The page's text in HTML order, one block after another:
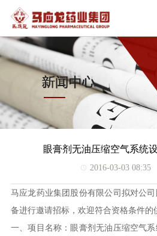
眼膏剂无油压缩空气系统
2016-03-03 08:35
马应龙药业集团股份有限公司拟对公
备进行邀请招标，欢迎符合资格条件的
一、项目名称：眼膏剂无油压缩空气